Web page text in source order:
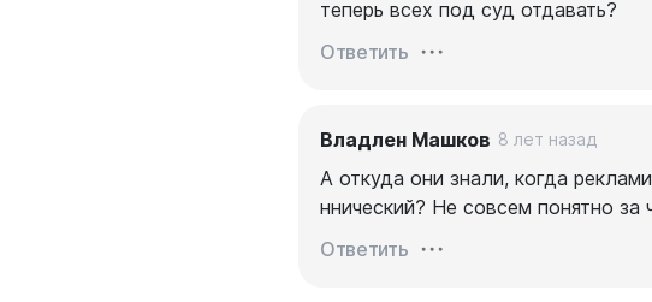
теперь всех под суд отдавать?
Ответить
Владлен Машков 8 лет назад
А откуда они знали, когда
ннический? Не совсем понятно за
Ответить